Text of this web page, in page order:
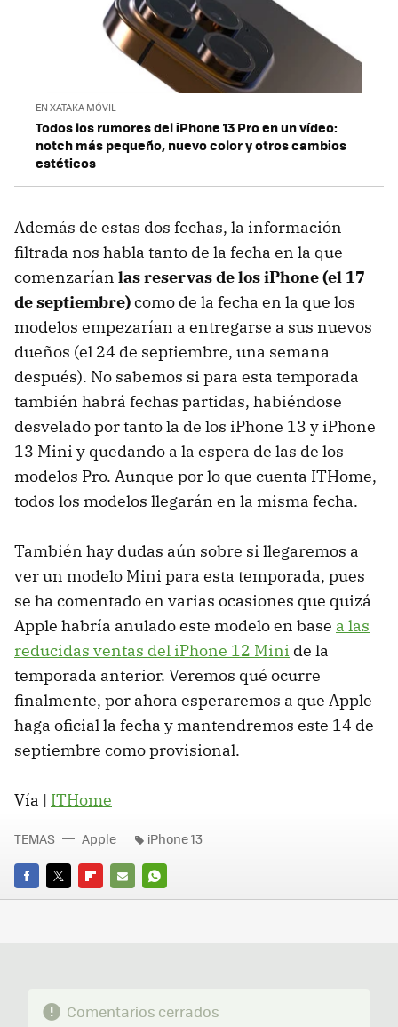
EN XATAKA MÓVIL
Todos los rumores del iPhone 13 Pro en un vídeo:
notch más pequeño, nuevo color y otros cambios
estéticos
Además de estas dos fechas, la información
filtrada nos habla tanto de la fecha en la que
comenzarían las reservas de los iPhone (el 17
de septiembre)como de la fecha en la que los
modelos empezarían a entregarse a sus nuevos
dueños (el 24 de septiembre, una semana
después). No sabemos si para esta temporada
también habrá fechas partidas, habiéndose
desvelado por tanto la de los iPhone 13 y iPhone
13 Mini y quedando a la espera de las de los
modelos Pro. Aunque por lo que cuenta ITHome,
todos los modelos llegarán en la misma fecha.
También hay dudas aún sobre si llegaremos a
ver un modelo Mini para esta temporada, pues
se ha comentado en varias ocasiones que quizá
Apple habría anulado este modelo en base a las
reducidas ventas del iPhone 12 Mini de la
temporada anterior. Veremos qué ocurre
finalmente, por ahora esperaremos a que Apple
haga oficial la fecha y mantendremos este 14 de
septiembre como provisional.
Vía | ITHome
FACEBOOK
TWITTERFLIPBOARD
E-
WHATSAPP
TEMAS Apple iPhone 13
Comentarios cerrados